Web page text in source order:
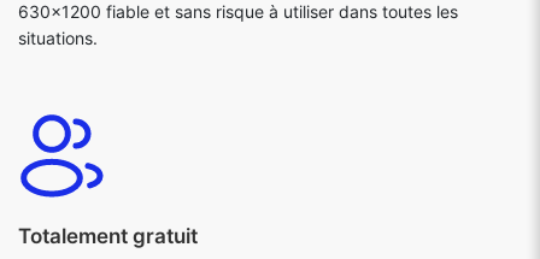
630x1200 fiable et sans risque à utiliser dans toutes les
situations.
Totalement gratuit